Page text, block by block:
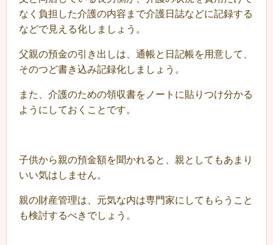
なく負担した介護の内容まで介護日誌などに記録する
などで見える化しましょう。
父親の預金の引き出しは、通帳と日記帳を用意して、
そのつど書き込み記録化しましょう。
また、介護のための領収書をノートに貼りつけ分かる
ようにしておくことです。
子供から親の預金額を聞かれると、親としてもあまり
いい気はしません。
親の財産管理は、元気な内は専門家にしてもらうこと
も検討するべきでしょう。